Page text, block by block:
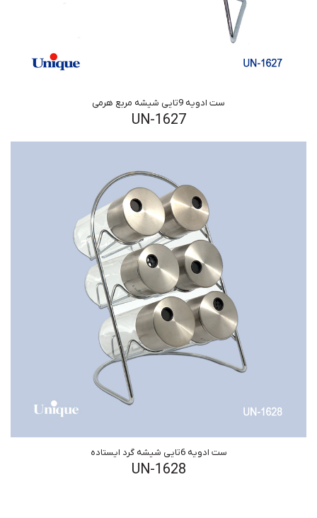
ست ادویه 9تایی شیشه مربع هرمی
UN-1627
ست ادویه 6تایی شیشه گرد ایستاده
UN-1628